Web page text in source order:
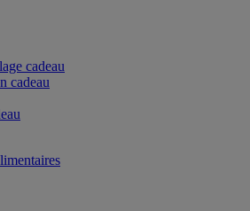
cadeau
cadeau